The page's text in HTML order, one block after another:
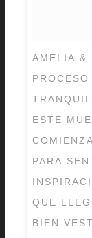
AMELIA &
ESTE
PARA
QUE
BIEN